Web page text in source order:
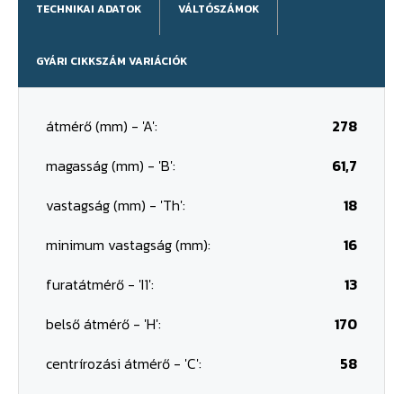
TECHNIKAI ADATOK VÁLTÓSZÁMOK
GYÁRI CIKKSZÁM VARIÁCIÓK
átmérő (mm) - 'A':
278
magasság (mm) - 'B':
61,7
vastagság (mm) - 'Th':
18
minimum vastagság (mm):
16
furatátmérő - 'I1':
13
belső átmérő - 'H':
170
centrírozási átmérő - 'C':
58